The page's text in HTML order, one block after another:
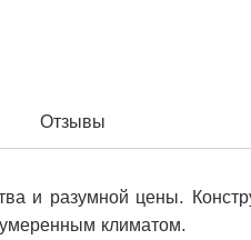
Отзывы
и разумной цены.
климатом.